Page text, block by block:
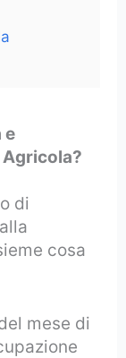
e
di
cosa
mese di